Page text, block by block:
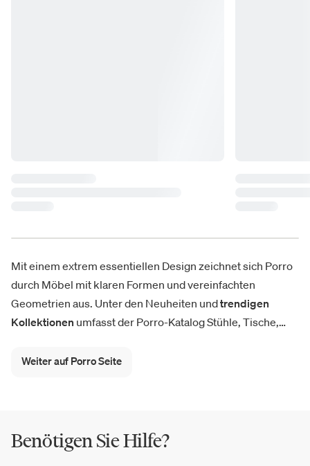
Mit einem extrem essentiellen Design zeichnet sich Porro
durch Möbel mit klaren Formen und vereinfachten
Geometrien aus. Unter den Neuheiten undtrendigen
Kollektionen umfasst der Porro-Katalog Stühle, Tische,
Wohnbereich und die Küche; Bücherregale und
Couchtisch
Balancing Boxes, der
Galileo
Weiter auf Porro Seite
Benötigen Sie Hilfe?